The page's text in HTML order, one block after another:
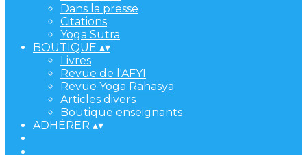
Dans la presse
Citations
Yoga Sutra
BOUTIQUE ▴▾
Livres
Revue de l'AFYI
Revue Yoga Rahasya
Articles divers
Boutique enseignants
ADHÉRER ▴▾